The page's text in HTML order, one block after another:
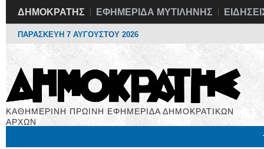
ΔΗΜΟΚΡΑΤΗΣ ΕΦΗΜΕΡΙΔΑ ΜΥΤΙΛΗΝΗΣ
ΠΑΡΑΣΚΕΥΗ 7 ΑΥΓΟΥΣΤΟΥ 2026
ΚΑΘΗΜΕΡΙΝΗ ΠΡΩΙΝΗ ΕΦΗΜΕΡΙΔΑ ΔΗΜΟΚΡΑΤΙΚΩΝ
ΑΡΧΩΝ